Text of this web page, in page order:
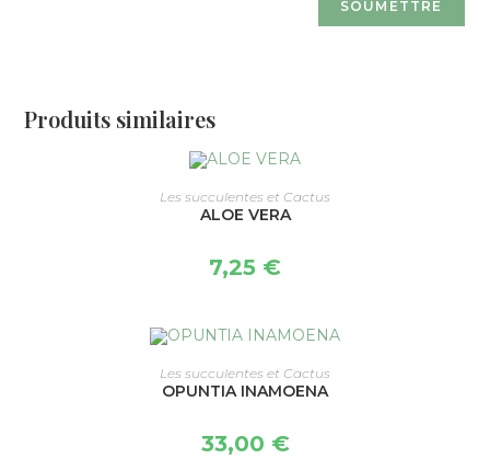
Produits similaires
CHOIX DES OPTIONS
Les succulentes et Cactus
ALOE VERA
7,25 €
CHOIX DES OPTIONS
Les succulentes et Cactus
OPUNTIA INAMOENA
33,00 €